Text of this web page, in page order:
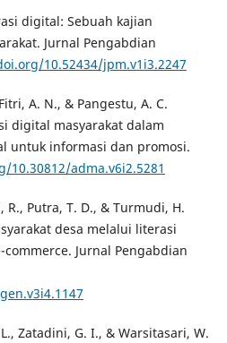
digital: Sebuah kajian
Jurnal Pengabdian
10.52434/jpm.v1i3.2247
A. N., & Pangestu, A. C.
digital masyarakat dalam
untuk informasi dan promosi.
10.30812/adma.v6i2.5281
Putra, T. D., & Turmudi, H.
desa melalui literasi
Jurnal Pengabdian
Zatadini, G. I., & Warsitasari, W.